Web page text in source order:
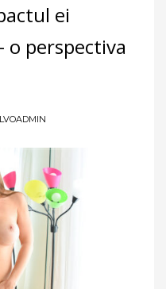
ei
o perspectiva